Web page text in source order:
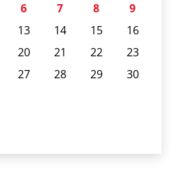
6 7 8
9
13 14 15
16
20 21 22
23
27 28 29
30